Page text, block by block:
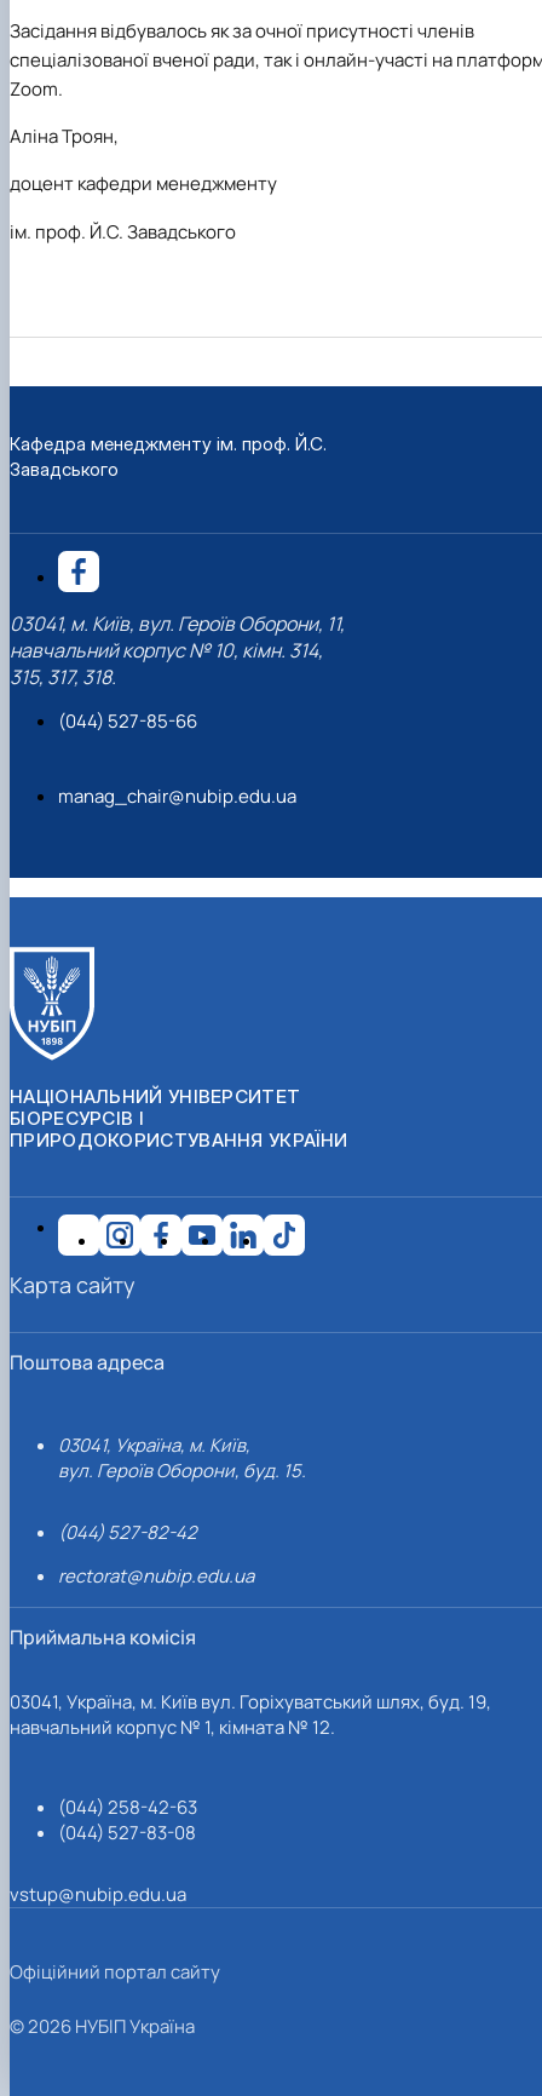
Засідання відбувалось як за очної присутності членів
спеціалізованої вченої ради, так і онлайн-участі на
Zoom.
Аліна Троян,
доцент кафедри менеджменту
ім. проф. Й.С. Завадського
Кафедра менеджменту ім. проф. Й.С.
Завадського
03041, м. Київ, вул. Героїв Оборони, 11,
навчальний корпус № 10, кімн. 314,
315, 317, 318.
(044) 527-85-66
manag_chair@nubip.edu.ua
НАЦІОНАЛЬНИЙ УНІВЕРСИТЕТ
БІОРЕСУРСІВ І
ПРИРОДОКОРИСТУВАННЯ УКРАЇНИ
Поштова адреса
03041, Україна, м. Київ,
вул. Героїв Оборони, буд. 15.
(044) 527-82-42
rectorat@nubip.edu.ua
Приймальна комісія
03041, Україна, м. Київ вул. Горіхуватський шлях, буд. 19,
навчальний корпус № 1, кімната № 12.
(044) 258-42-63
(044) 527-83-08
vstup@nubip.edu.ua
Карта сайту
Офіційний портал сайту
© 2026 НУБІП Україна